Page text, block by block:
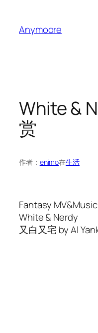
Anymoore
White &
赏
作者： enimo在生活
Fantasy MV&Music
White & Nerdy
又白又宅 by Al